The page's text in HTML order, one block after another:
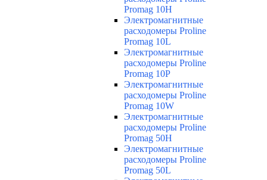
Promag 10H
Электромагнитные
расходомеры Proline
Promag 10L
Электромагнитные
расходомеры Proline
Promag 10P
Электромагнитные
расходомеры Proline
Promag 10W
Электромагнитные
расходомеры Proline
Promag 50H
Электромагнитные
расходомеры Proline
Promag 50L